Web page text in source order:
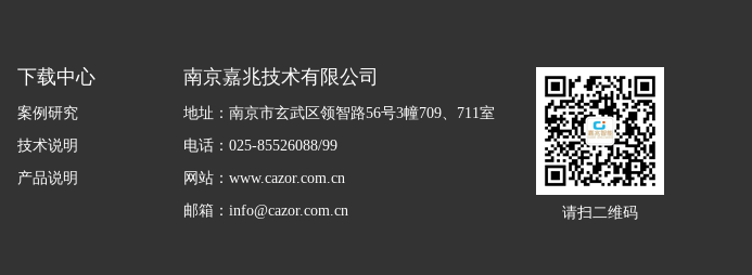
下载中心
案例研究
技术说明
产品说明
请扫二维码
南京嘉兆技术有限公司
地址：南京市玄武区领智路56号3幢709、711室
电话：025-85526088/99
网站：www.cazor.com.cn
邮箱：info@cazor.com.cn